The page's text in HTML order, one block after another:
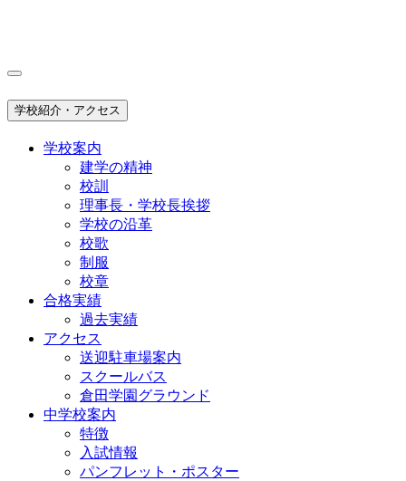
学校紹介・アクセス
学校案内
建学の精神
校訓
理事長・学校長挨拶
学校の沿革
校歌
制服
校章
合格実績
過去実績
アクセス
送迎駐車場案内
スクールバス
倉田学園グラウンド
中学校案内
特徴
入試情報
パンフレット・ポスター